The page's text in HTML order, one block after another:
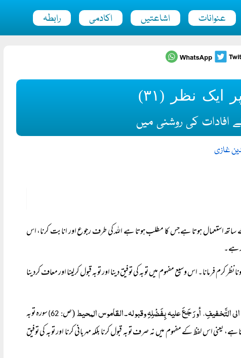
عنوانات اشاعتیں اکادمی رابطہ
ایک نظر (۳۱)
افادات کی روشنی میں
غازی
استعمال ہوتا ہے جس کا مطلب ہوتا ہے اللہ کی طرف رجوع اور انابت کرنا، اس
ہے۔
فرمانا۔ اس وسیع مفہوم میں توبہ کی توفیق دینا اور توبہ قبول کرلینا اور معاف کردینا
التَّخفیفِ، أو رَجَعَ علیہ بِفَضْلِہِ وقبولہ۔القاموس المحیط(ص: 62)
سورہ توبہ
اس لفظ کے مفہوم میں نہ صرف توبہ قبول کرنا بلکہ مہربانی کرنا اور توبہ کی توفیق